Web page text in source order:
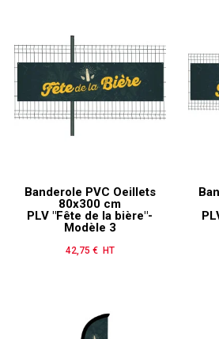
Banderole PVC Oeillets
80x300 cm
PLV "Fête de la bière"-
Modèle 3
Prix
42,75 € HT